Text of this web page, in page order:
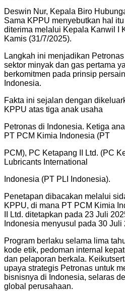
Deswin Nur, Kepala Biro
Sama KPPU menyebutkan hal
diterima melalui Kepala Kanwil I
Kamis (31/7/2025).
Langkah ini menjadikan
sektor minyak dan gas pertama
berkomitmen pada prinsip
Indonesia.
Fakta ini sejalan dengan
KPPU atas tiga anak usaha
Petronas di Indonesia. Ketiga
PT PCM Kimia Indonesia (PT
PCM), PC Ketapang II Ltd. (PC
Lubricants International
Indonesia (PT PLI Indonesia).
Penetapan dibacakan melalui
KPPU, di mana PT PCM Kimia
II Ltd. ditetapkan pada 23 Juli
Indonesia menyusul pada 30 Juli
Program berlaku selama lima
kode etik, pedoman internal
dan pelaporan berkala.
upaya strategis Petronas untuk
bisnisnya di Indonesia, selaras
global perusahaan.